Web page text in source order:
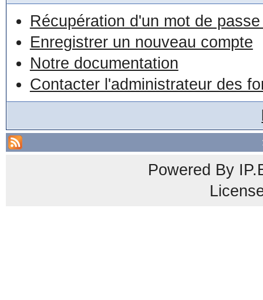
Récupération d'un mot de
Enregistrer un nouveau compte
Notre documentation
Contacter l'administrateur des
Powered By